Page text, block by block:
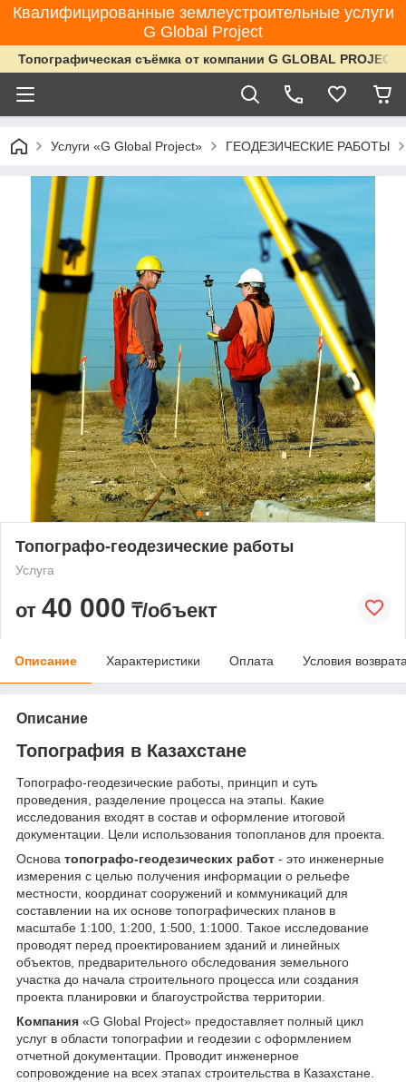
Квалифицированные землеустроительные услуги
G Global Project
Топографическая съёмка от компании G GLOBAL PROJECT
Услуги «G Global Project» ГЕОДЕЗИЧЕСКИЕ РАБОТЫ
Топографо-геодезические работы
Услуга
от 40 000 ₸/объект
Описание Характеристики Оплата Условия
Описание
Топография в Казахстане
Топографо-геодезические работы, принцип и суть
проведения, разделение процесса на этапы. Какие
исследования входят в состав и оформление итоговой
документации. Цели использования топопланов для проекта.
Основа топографо-геодезических работ - это инженерные
измерения с целью получения информации о рельефе
местности, координат сооружений и коммуникаций для
составлении на их основе топографических планов в
масштабе 1:100, 1:200, 1:500, 1:1000. Такое исследование
проводят перед проектированием зданий и линейных
объектов, предварительного обследования земельного
участка до начала строительного процесса или создания
проекта планировки и благоустройства территории.
Компания «G Global Project» предоставляет полный цикл
услуг в области топографии и геодезии с оформлением
отчетной документации. Проводит инженерное
сопровождение на всех этапах строительства в Казахстане.